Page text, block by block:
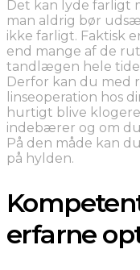
Det kan lyde farligt
man aldrig bør
ikke farligt. Faktisk
end mange af de
tandlægen hele
Derfor kan du med
linseoperation hos
hurtigt blive
indebærer og om
På den måde kan
på hylden.
erfarne